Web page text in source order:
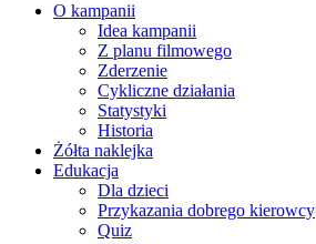
O kampanii
Idea kampanii
Z planu filmowego
Zderzenie
Cykliczne działania
Statystyki
Historia
Żółta naklejka
Edukacja
Dla dzieci
Przykazania dobrego kierowcy
Quiz